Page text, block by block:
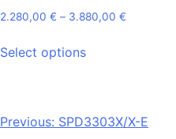
2.280,00 € – 3.880,00 €
Select optionsproduct
variants.
Post
Previous: SPD3303X/X-E